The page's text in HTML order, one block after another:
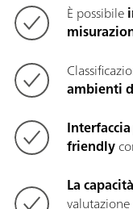
È possibile
ambienti
friendly
La